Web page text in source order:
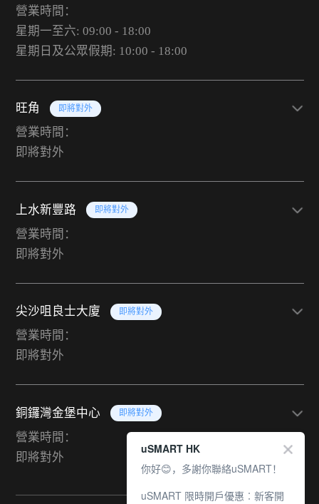
營業時間：
星期一至六: 09:00 - 18:00
星期日及公眾假期: 10:00 - 18:00
旺角 即將對外
營業時間：
即將對外
上水新豐路 即將對外
營業時間：
即將對外
尖沙咀良士大廈 即將對外
營業時間：
即將對外
銅鑼灣金堡中心 即將對外
營業時間：
即將對外
uSMART HK
你好😊，多謝你聯絡uSMART！
uSMART 限時開戶優惠︰新客開